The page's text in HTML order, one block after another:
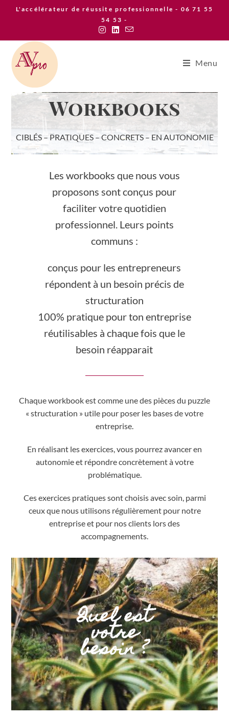
L'accélérateur de réussite professionnelle - 06 71 55
54 53 -
Menu
Workbooks
CIBLÉS – PRATIQUES – CONCRETS – EN AUTONOMIE
Les workbooks que nous vous
proposons sont conçus pour
faciliter votre quotidien
professionnel. Leurs points
communs :
conçus pour les entrepreneurs
répondent à un besoin précis de
structuration
100% pratique pour ton entreprise
réutilisables à chaque fois que le
besoin réapparait
Chaque workbook est comme une des pièces du puzzle
« structuration » utile pour poser les bases de votre
entreprise.
En réalisant les exercices, vous pourrez avancer en
autonomie et répondre concrètement à votre
problématique.
Ces exercices pratiques sont choisis avec soin, parmi
ceux que nous utilisons régulièrement pour notre
entreprise et pour nos clients lors des
accompagnements.
Quel est
votre
besoin ?